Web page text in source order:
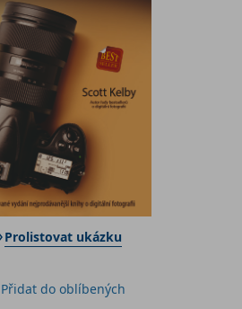
Prolistovat ukázku
Přidat do oblíbených